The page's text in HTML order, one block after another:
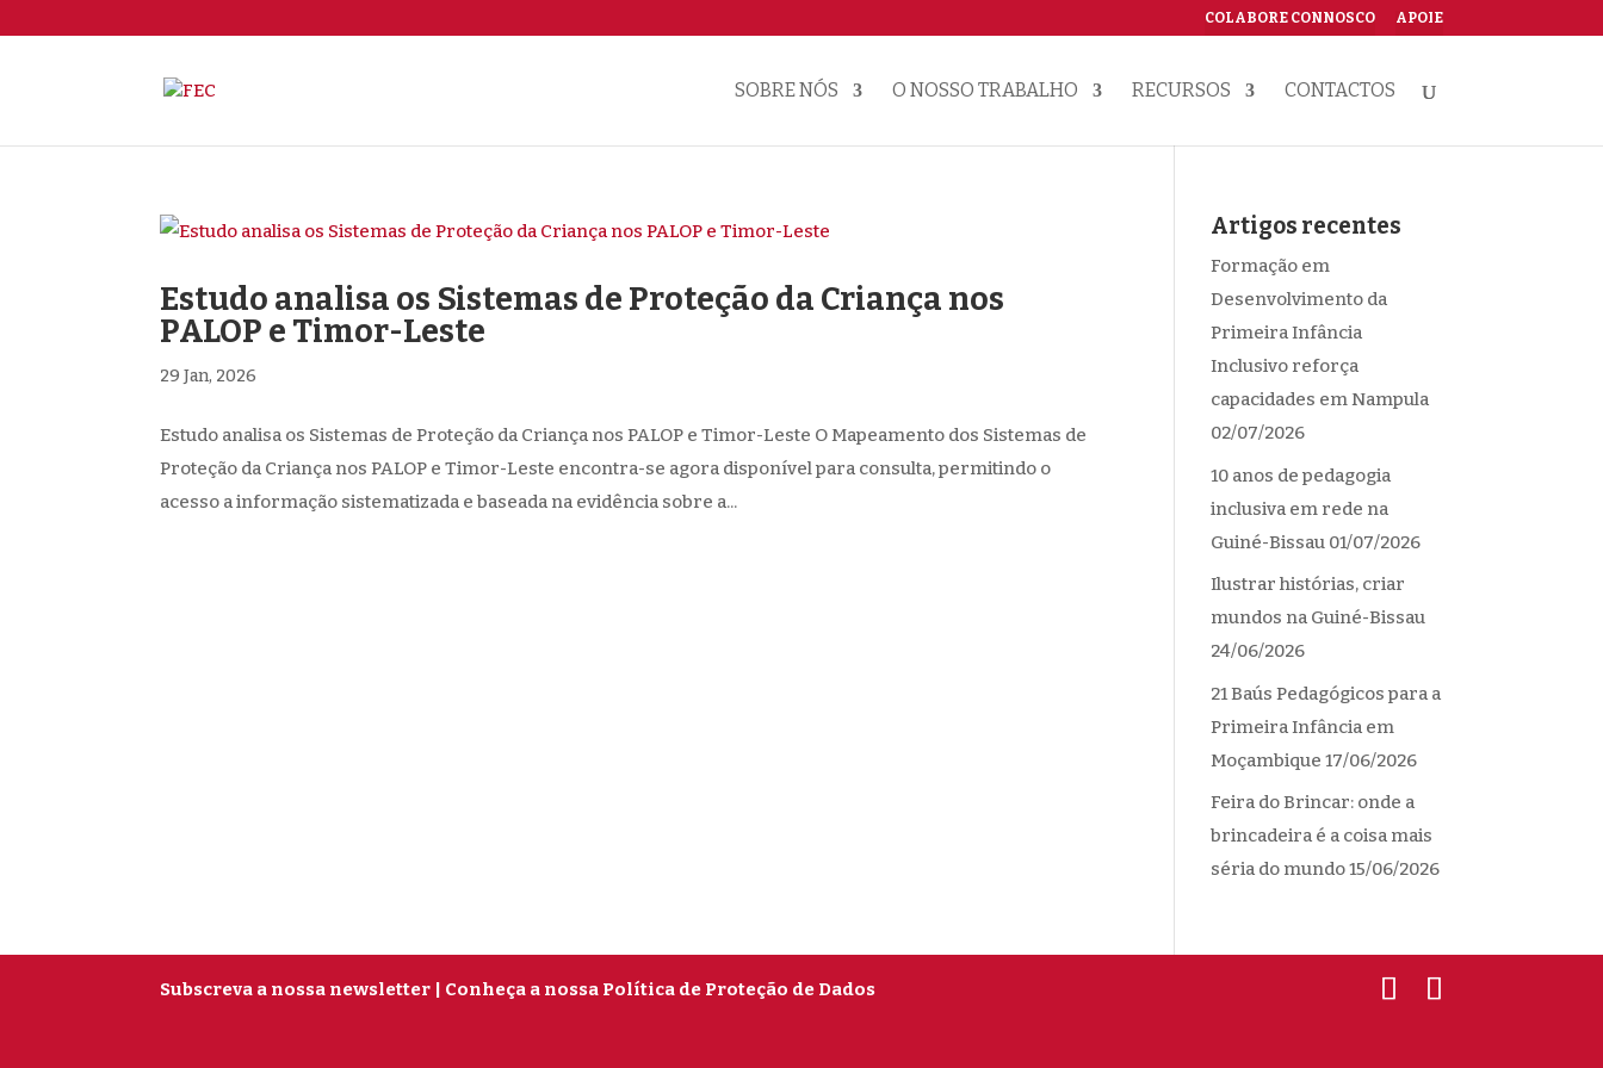
COLABORE CONNOSCO APOIE
SOBRE NÓS O NOSSO TRABALHO RECURSOS CONTACTOS
Estudo analisa os Sistemas de Proteção da Criança nos
PALOP e Timor-Leste
29 Jan, 2026
Estudo analisa os Sistemas de Proteção da Criança nos PALOP e Timor-Leste O Mapeamento dos Sistemas de
Proteção da Criança nos PALOP e Timor-Leste encontra-se agora disponível para consulta, permitindo o
acesso a informação sistematizada e baseada na evidência sobre a...
Artigos recentes
Formação em
Desenvolvimento da
Primeira Infância
Inclusivo reforça
capacidades em Nampula
02/07/2026
10 anos de pedagogia
inclusiva em rede na
Guiné-Bissau 01/07/2026
Ilustrar histórias, criar
mundos na Guiné-Bissau
24/06/2026
21 Baús Pedagógicos para a
Primeira Infância em
Moçambique 17/06/2026
Feira do Brincar: onde a
brincadeira é a coisa mais
séria do mundo15/06/2026
Subscreva a nossa newsletter | Conheça a nossa Política de Proteção de Dados